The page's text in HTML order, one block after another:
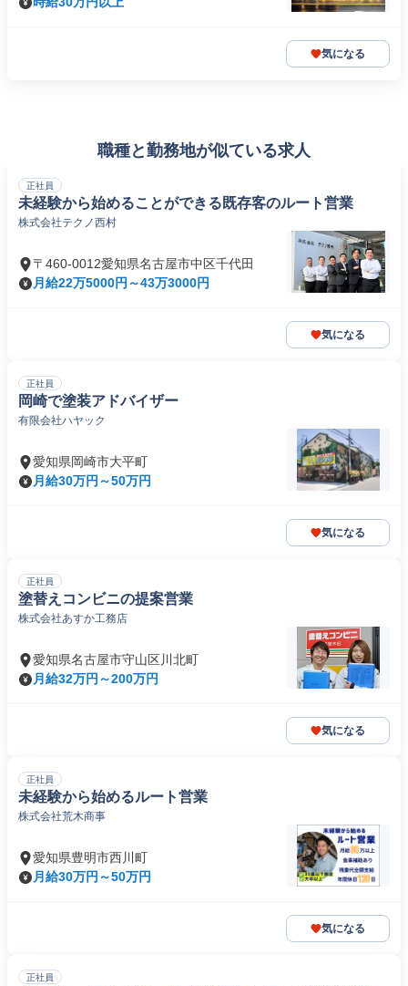
気になる
職種と勤務地が似ている求人
正社員
未経験から始めることができる既存客のルート営業
株式会社テクノ西村
〒460-0012愛知県名古屋市中区千代田
月給22万5000円～43万3000円
気になる
正社員
岡崎で塗装アドバイザー
有限会社ハヤック
愛知県岡崎市大平町
月給30万円～50万円
気になる
正社員
塗替えコンビニの提案営業
株式会社あすか工務店
愛知県名古屋市守山区川北町
月給32万円～200万円
気になる
正社員
未経験から始めるルート営業
株式会社荒木商事
愛知県豊明市西川町
月給30万円～50万円
気になる
正社員